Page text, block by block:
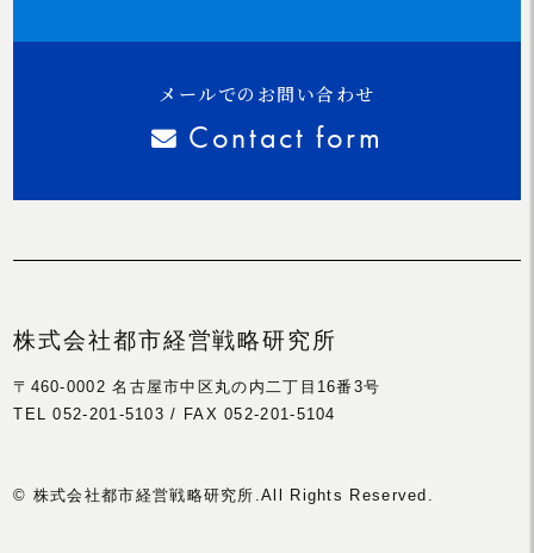
メールでのお問い合わせ
Contact form
株式会社都市経営戦略研究所
〒460-0002 名古屋市中区丸の内二丁目16番3号
TEL 052-201-5103 / FAX 052-201-5104
© 株式会社都市経営戦略研究所.All Rights Reserved.